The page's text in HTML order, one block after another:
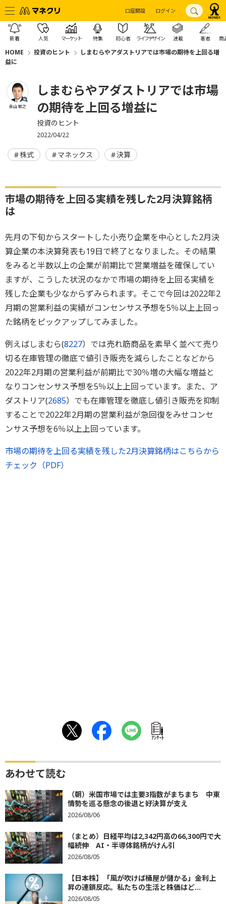
口座開設 ログイン
新着 人気 マーケット 特集 初心者 ライフデザイン 連載 著者 商
HOME 投資のヒント
しまむらやアダストリアでは市場の期待を上回る増
益に
金山 敏之
しまむらやアダストリアでは市場
の期待を上回る増益に
投資のヒント
2022/04/22
株式 マネックス 決算
市場の期待を上回る実績を残した2月決算銘柄
は
先月の下旬からスタートした小売り企業を中心とした2月決
算企業の本決算発表も19日で終了となりました。その結果
をみると半数以上の企業が前期比で営業増益を確保してい
ますが、こうした状況のなかで市場の期待を上回る実績を
残した企業も少なからずみられます。そこで今回は2022年2
月期の営業利益の実績がコンセンサス予想を5％以上上回っ
た銘柄をピックアップしてみました。
例えばしまむら(8227）では売れ筋商品を素早く並べて売り
切る在庫管理の徹底で値引き販売を減らしたことなどから
2022年2月期の営業利益が前期比で30％増の大幅な増益と
なりコンセンサス予想を5％以上上回っています。また、ア
ダストリア(2685）でも在庫管理を徹底し値引き販売を抑制
することで2022年2月期の営業利益が急回復をみせコンセ
ンサス予想を6％以上上回っています。
市場の期待を上回る実績を残した2月決算銘柄はこちらから
チェック（PDF）
ｱﾝｹｰﾄ
あわせて読む
（朝）米国市場では主要3指数がまちまち 中東
情勢を巡る懸念の後退と好決算が支え
2026/08/06
（まとめ）日経平均は2,342円高の66,300円で大
幅続伸 AI・半導体銘柄がけん引
2026/08/05
【日本株】「風が吹けば桶屋が儲かる」金利上
昇の連鎖反応。私たちの生活と株価はど...
2026/08/05